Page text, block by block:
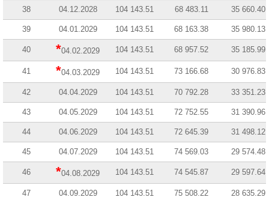
38 04.12.2028 104 143.51 68 483.11 35 660.40
39 04.01.2029 104 143.51 68 163.38 35 980.13
40 *04.02.2029 104 143.51 68 957.52 35 185.99
41 *04.03.2029 104 143.51 73 166.68 30 976.83
42 04.04.2029 104 143.51 70 792.28 33 351.23
43 04.05.2029 104 143.51 72 752.55 31 390.96
44 04.06.2029 104 143.51 72 645.39 31 498.12
45 04.07.2029 104 143.51 74 569.03 29 574.48
46 *04.08.2029 104 143.51 74 545.87 29 597.64
47 04.09.2029 104 143.51 75 508.22 28 635.29